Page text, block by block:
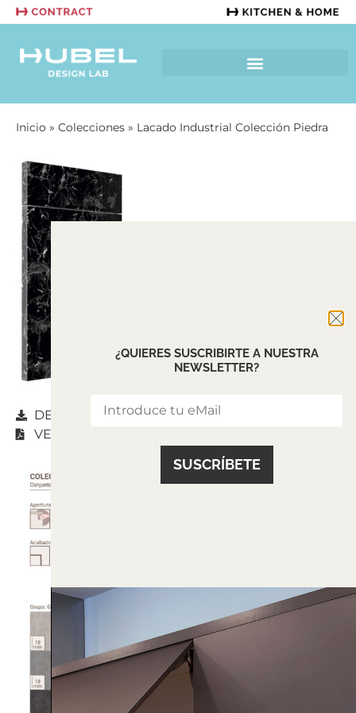
Inicio » Colecciones » Lacado Industrial Colección Piedra
DESCARGAR
VER CATÁLOGO
¿QUIERES SUSCRIBIRTE A NUESTRA
NEWSLETTER?